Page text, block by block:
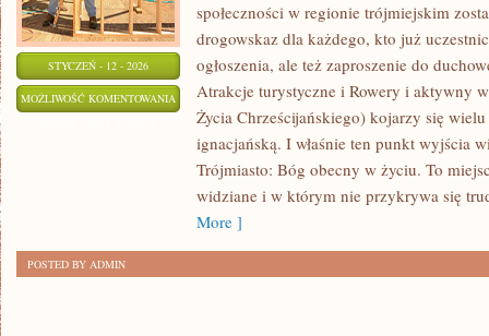
STYCZEŃ - 12 - 2026
MOŻLIWOŚĆ KOMENTOWANIA NAJLEPSZE
PUNKTY
WIDOKOWE
społeczności w regionie trójmiejskim
drogowskaz dla każdego, kto już
ogłoszenia, ale też zaproszenie do
Atrakcje turystyczne i Rowery i aktywny
Życia Chrześcijańskiego) kojarzy się
ignacjańską. I właśnie ten punkt wyjścia
Trójmiasto: Bóg obecny w życiu. To
widziane i w którym nie przykrywa się
More ]
POSTED BY ADMIN